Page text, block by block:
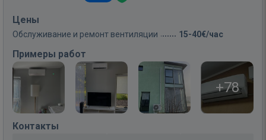
Цены
Обслуживание и ремонт вентиляции 15-40€/час
Примеры работ
+78
Контакты